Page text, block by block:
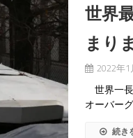
世界
まり
2022年1
世界一
オーバー
続き